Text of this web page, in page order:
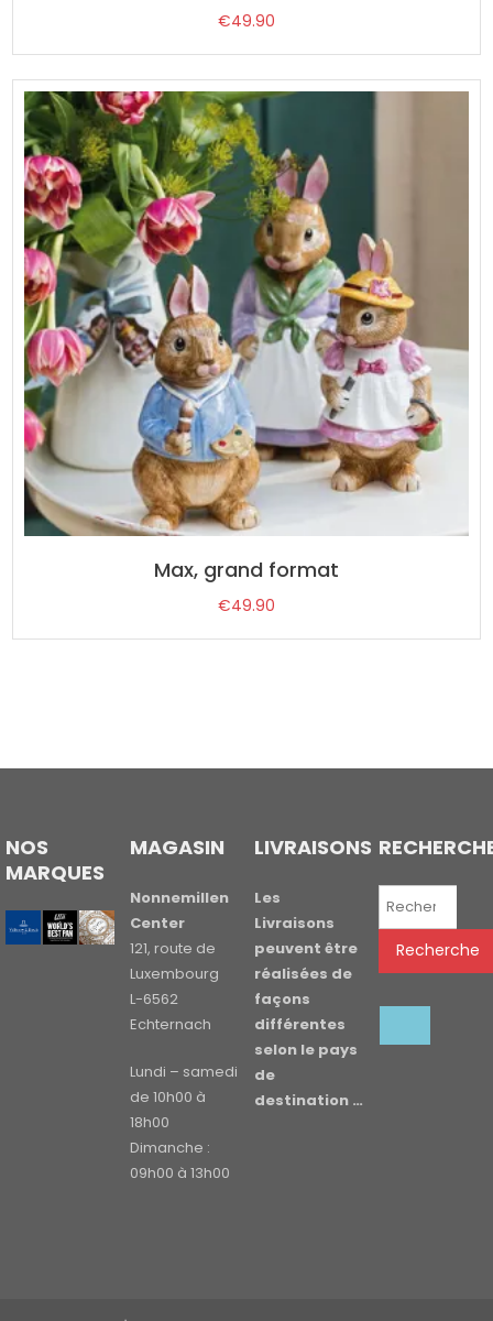
€49.90
Max, grand format
€49.90
NOS
MARQUES
MAGASIN
Nonnemillen
Center
121, route de
Luxembourg
L-6562
Echternach
Lundi – samedi
de 10h00 à
18h00
Dimanche :
09h00 à 13h00
LIVRAISONS
Les
Livraisons
peuvent être
réalisées de
façons
différentes
selon le pays
de
destination …
Recherche